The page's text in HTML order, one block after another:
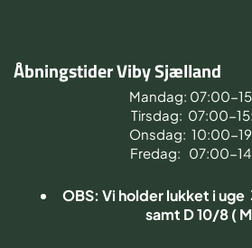
Åbningstider Viby Sjælland
Mandag: 07:00-
Tirsdag: 07:00-
Onsdag: 10:00-
Fredag: 07:00-
OBS: Vi holder lukket i
samt D 10/8 (